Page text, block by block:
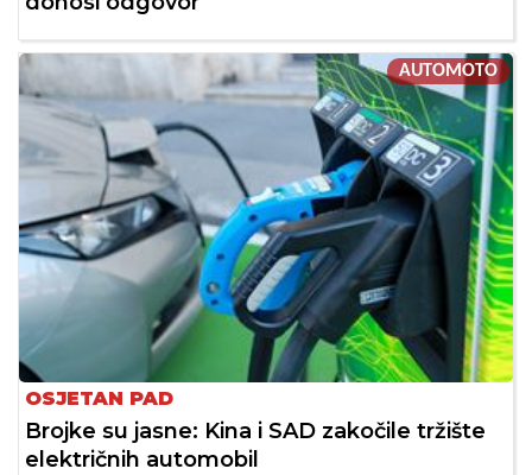
AUTOMOTO
OSJETAN PAD
Brojke su jasne: Kina i SAD zakočile tržište
električnih automobil